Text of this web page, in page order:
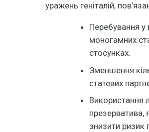
уражень геніталій,
Перебування у
моногамних
стосунках.
Зменшення
статевих
Використання
знизити ризик